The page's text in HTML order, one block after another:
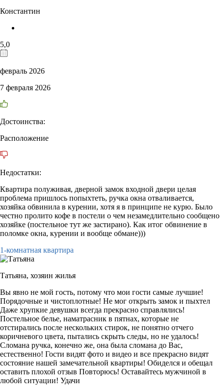
Константин
5,0
февраль 2026
7 февраля 2026
Достоинства:
Расположение
Недостатки:
Квартира полуживая, дверной замок входной двери целая
проблема пришлось попыхтеть, ручка окна отваливается,
хозяйка обвинила в курении, хотя я в принципе не курю. Было
честно пролито кофе в постели о чем незамедлительно сообщено
хозяйке (постельное тут же застирано). Как итог обвинение в
поломке окна, курении и вообще обмане)))
1-комнатная квартира
Татьяна, хозяин жилья
Вы явно не мой гость, потому что мои гости самые лучшие!
Порядочные и чистоплотные! Не мог открыть замок и пыхтел
Даже хрупкие девушки всегда прекрасно справлялись!
Постельное белье, наматрасник в пятнах, которые не
отстирались после нескольких стирок, не понятно отчего
коричневого цвета, пытались скрыть следы, но не удалось!
Сломана ручка, конечно же, она была сломана до Вас,
естественно! Гости видят фото и видео и все прекрасно видят
состояние нашей замечательной квартиры! Обиделся и обещал
оставить плохой отзыв Повторюсь! Оставайтесь мужчиной в
любой ситуации! Удачи